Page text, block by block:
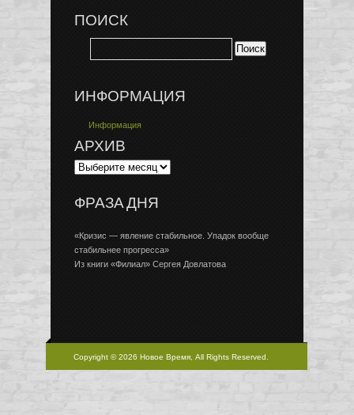
ПОИСК
ИНФОРМАЦИЯ
Информация
АРХИВ
ФРАЗА ДНЯ
«Кризис — явление стабильное. Упадок вообще
стабильнее прогресса»
Из книги «Филиал» Сергея Довлатова
Copyright © 2026 Новое Время, All Rights Reserved.